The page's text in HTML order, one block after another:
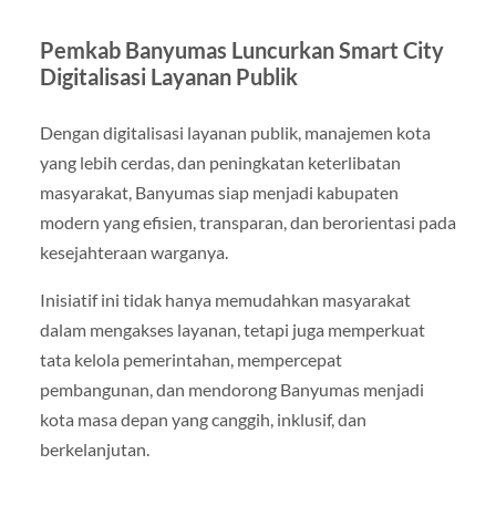
Pemkab Banyumas Luncurkan Smart City
Digitalisasi Layanan Publik
Dengan digitalisasi layanan publik, manajemen kota
yang lebih cerdas, dan peningkatan keterlibatan
masyarakat, Banyumas siap menjadi kabupaten
modern yang efisien, transparan, dan berorientasi pada
kesejahteraan warganya.
Inisiatif ini tidak hanya memudahkan masyarakat
dalam mengakses layanan, tetapi juga memperkuat
tata kelola pemerintahan, mempercepat
pembangunan, dan mendorong Banyumas menjadi
kota masa depan yang canggih, inklusif, dan
berkelanjutan.